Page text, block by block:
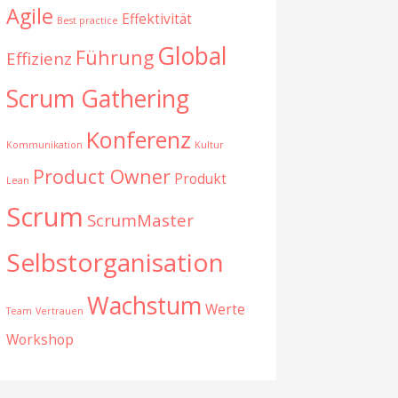
Agile Best practice Effektivität
Effizienz Führung Global
Scrum Gathering
Kommunikation Konferenz Kultur
Lean Product Owner Produkt
Scrum ScrumMaster
Selbstorganisation
Team Vertrauen Wachstum Werte
Workshop